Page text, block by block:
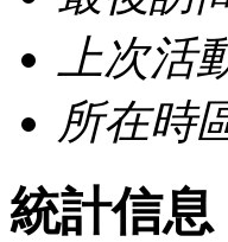
上次活
所在時
統計信息